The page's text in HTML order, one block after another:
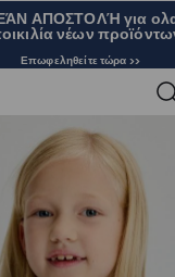
ΑΠΟΣΤΟΛΉ για
νέων
Επωφεληθείτε τώρα >>